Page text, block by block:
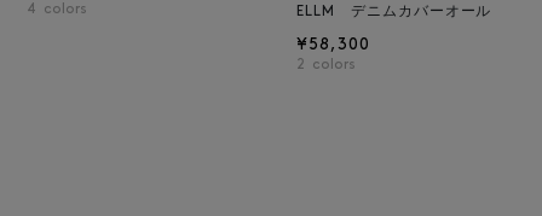
4 colors
ELLM デニムカバーオール
¥58,300
2 colors